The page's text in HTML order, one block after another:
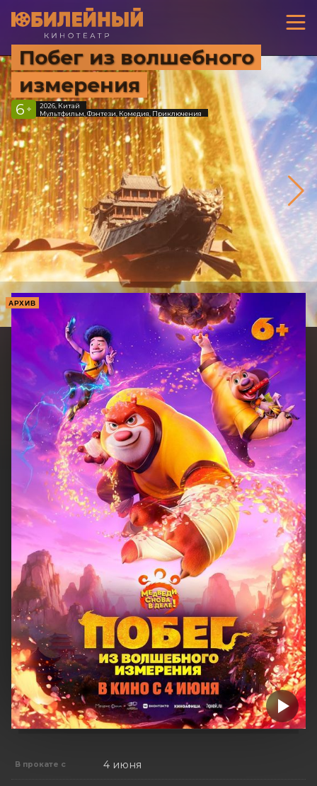
Побег из волшебного
измерения
6 +
2026, Китай
Мультфильм, Фэнтези, Комедия, Приключения
АРХИВ
В прокате с 4 июня